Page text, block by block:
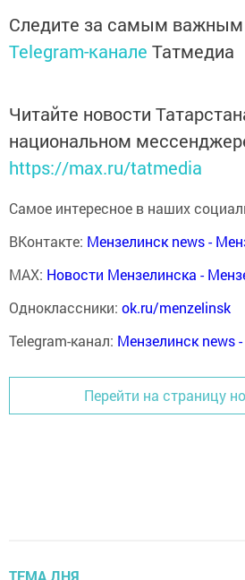
Следите за самым
Telegram-канале Татмедиа
Читайте новости
национальном
https://max.ru/tatmedia
Самое интересное в наших
ВКонтакте: Мензелинск news -
MAX: Новости Мензелинска -
Одноклассники: ok.ru/menzelinsk
Telegram-канал: Мензелинск news
Перейти на страницу
ТЕМА ДНЯ